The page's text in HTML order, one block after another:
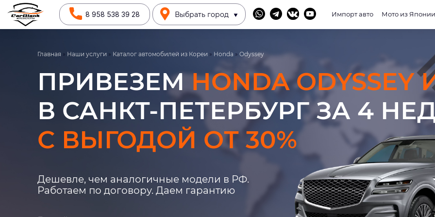
8 958 538 39 28 Выбрать город Импорт авто Мото из Японии
Главная » Наши услуги » Каталог автомобилей из Кореи » Honda » Odyssey
ПРИВЕЗЕМHONDA
В САНКТ-ПЕТЕРБУРГ ЗА 4
С ВЫГОДОЙ ОТ 30%
Дешевле, чем аналогичные модели в РФ.
Работаем по договору. Даем гарантию